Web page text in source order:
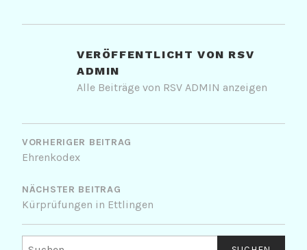
VERÖFFENTLICHT VON RSV
ADMIN
Alle Beiträge von RSV ADMIN anzeigen
BEITRAGSNAVIGATION
VORHERIGER BEITRAG
Ehrenkodex
NÄCHSTER BEITRAG
Kürprüfungen in Ettlingen